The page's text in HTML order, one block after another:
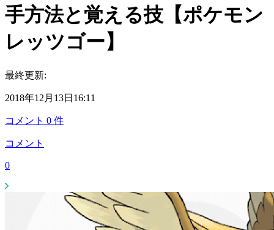
手方法と覚える技【ポケモン
レッツゴー】
最終更新:
2018年12月13日16:11
コメント 0 件
コメント
0